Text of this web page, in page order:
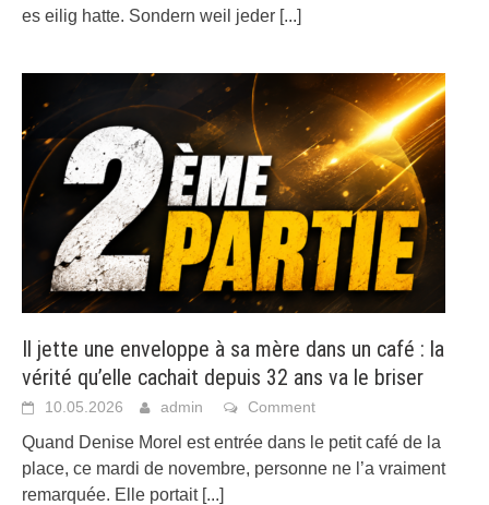
es eilig hatte. Sondern weil jeder [...]
Il jette une enveloppe à sa mère dans un café : la
vérité qu’elle cachait depuis 32 ans va le briser
10.05.2026 admin Comment
Quand Denise Morel est entrée dans le petit café de la
place, ce mardi de novembre, personne ne l’a vraiment
remarquée. Elle portait [...]